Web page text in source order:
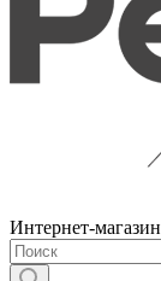
Интернет-магазин